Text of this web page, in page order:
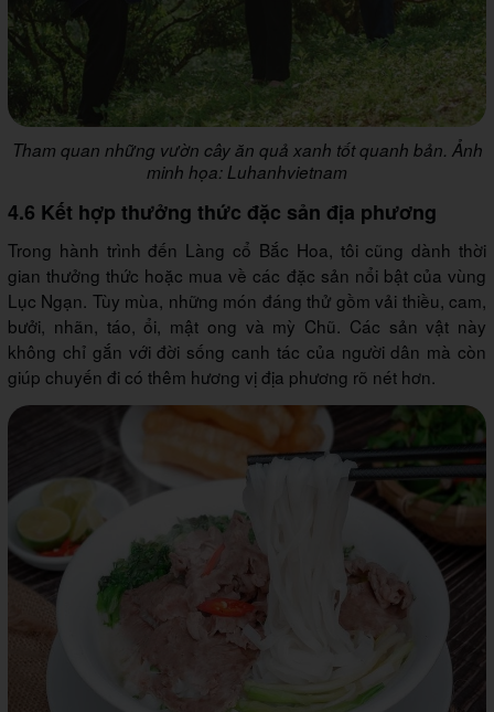
Tham quan những vườn cây ăn quả xanh tốt quanh bản. Ảnh
minh họa: Luhanhvietnam
4.6 Kết hợp thưởng thức đặc sản địa phương
Trong hành trình đến Làng cổ Bắc Hoa, tôi cũng dành thời
gian thưởng thức hoặc mua về các đặc sản nổi bật của vùng
Lục Ngạn. Tùy mùa, những món đáng thử gồm vải thiều, cam,
bưởi, nhãn, táo, ổi, mật ong và mỳ Chũ. Các sản vật này
không chỉ gắn với đời sống canh tác của người dân mà còn
giúp chuyến đi có thêm hương vị địa phương rõ nét hơn.